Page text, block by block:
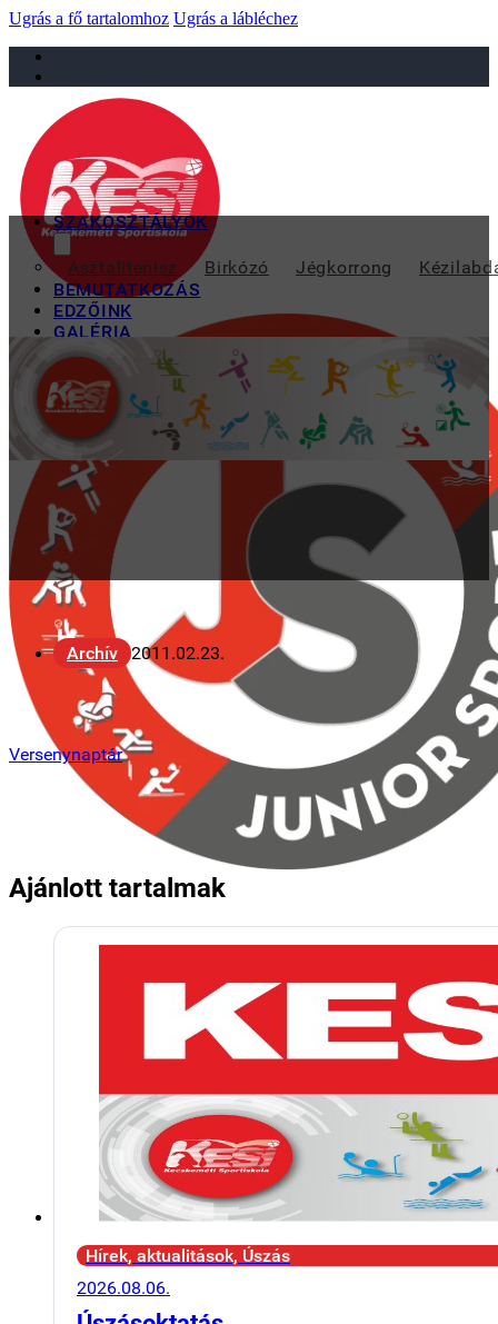
Ugrás a fő tartalomhoz Ugrás a lábléchez
sportiskola@juniorsportkft.hu
SZAKOSZTÁLYOK
Asztalitenisz Birkózó Jégkorrong
BEMUTATKOZÁS
EDZŐINK
GALÉRIA
TAO
KAPCSOLAT
Archív 2011.02.23.
Versenynaptár
Ajánlott tartalmak
Hírek, aktualitások, Úszás
2026.08.06.